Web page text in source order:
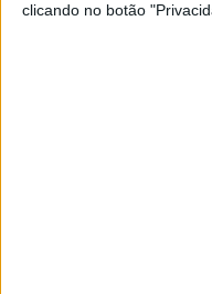
clicando no botão
toda a faixa de